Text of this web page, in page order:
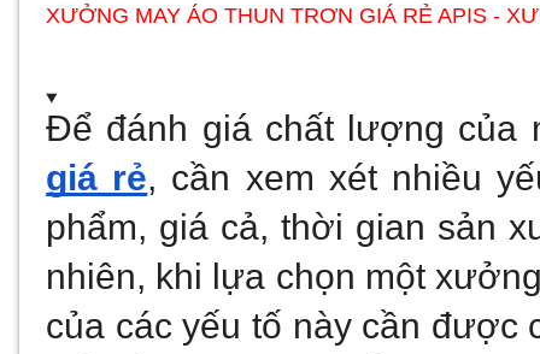
XƯỞNG MAY ÁO THUN TRƠN GIÁ RẺ APIS -
Để đánh giá chất lượng của
giá rẻ, cần xem xét nhiều
phẩm, giá cả, thời gian sản
nhiên, khi lựa chọn một
của các yếu tố này cần